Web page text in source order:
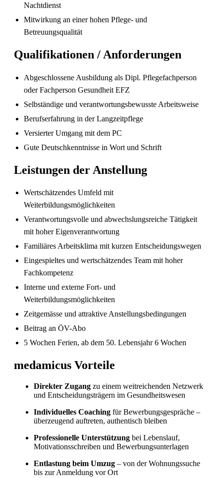
Gehalt
Die gefragtesten Gesundheitsberufe in der
Sind in Deutschland ausgebildete
Pflegefachpersonen in der Schweiz bevorzugt?
Fachkräftemangel in Gesundheitsberufen 2026
Chancen
Nachtdienst
Mitwirkung an einer hohen Pflege- und
Betreuungsqualität
Qualifikationen / Anforderungen
Abgeschlossene Ausbildung als Dipl. Pflegefachperson
oder Fachperson Gesundheit EFZ
Selbständige und verantwortungsbewusste Arbeitsweise
Berufserfahrung in der Langzeitpflege
Versierter Umgang mit dem PC
Gute Deutschkenntnisse in Wort und Schrift
Leistungen der Anstellung
Wertschätzendes Umfeld mit
Weiterbildungsmöglichkeiten
Verantwortungsvolle und abwechslungsreiche Tätigkeit
mit hoher Eigenverantwortung
Familiäres Arbeitsklima mit kurzen Entscheidungswegen
Eingespieltes und wertschätzendes Team mit hoher
Fachkompetenz
Interne und externe Fort- und
Weiterbildungsmöglichkeiten
Zeitgemässe und attraktive Anstellungsbedingungen
Beitrag an ÖV-Abo
5 Wochen Ferien, ab dem 50. Lebensjahr 6 Wochen
medamicus Vorteile
Direkter Zugang zu einem weitreichenden Netzwerk
und Entscheidungsträgern im Gesundheitswesen
Individuelles Coaching für Bewerbungsgespräche –
überzeugend auftreten, authentisch bleiben
Professionelle Unterstützung bei Lebenslauf,
Motivationsschreiben und Bewerbungsunterlagen
Entlastung beim Umzug – von der Wohnungssuche
bis zur Anmeldung vor Ort